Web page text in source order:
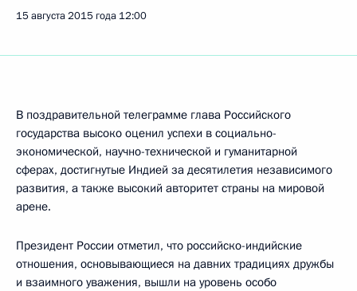
15 августа 2015 года 12:00
В поздравительной телеграмме глава Российского
государства высоко оценил успехи в социально-
экономической, научно-технической и гуманитарной
сферах, достигнутые Индией за десятилетия независимого
развития, а также высокий авторитет страны на мировой
арене.
Президент России отметил, что российско-индийские
отношения, основывающиеся на давних традициях дружбы
и взаимного уважения, вышли на уровень особо